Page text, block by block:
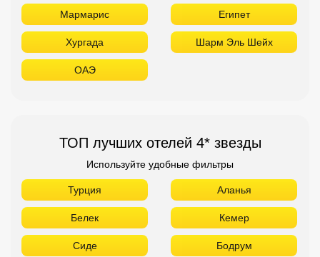
Мармарис Египет
Хургада Шарм Эль Шейх
ОАЭ
ТОП лучших отелей 4* звезды
Используйте удобные фильтры
Турция Аланья
Белек Кемер
Сиде Бодрум